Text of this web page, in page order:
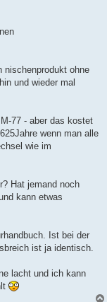
nischenprodukt ohne
und wieder mal
77 - aber das kostet
wenn man alle
wie im
Hat jemand noch
kann etwas
Ist bei der
ist ja identisch.
lacht und ich kann